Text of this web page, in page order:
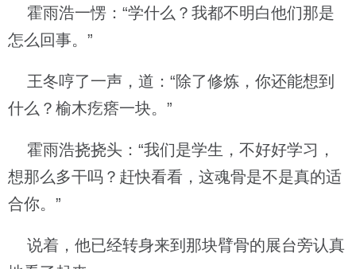
霍雨浩一愣：“学什么？我都不明白他们那是
怎么回事。”
王冬哼了一声，道：“除了修炼，你还能想到
什么？榆木疙瘩一块。”
霍雨浩挠挠头：“我们是学生，不好好学习，
想那么多干吗？赶快看看，这魂骨是不是真的适
合你。”
说着，他已经转身来到那块臂骨的展台旁认真